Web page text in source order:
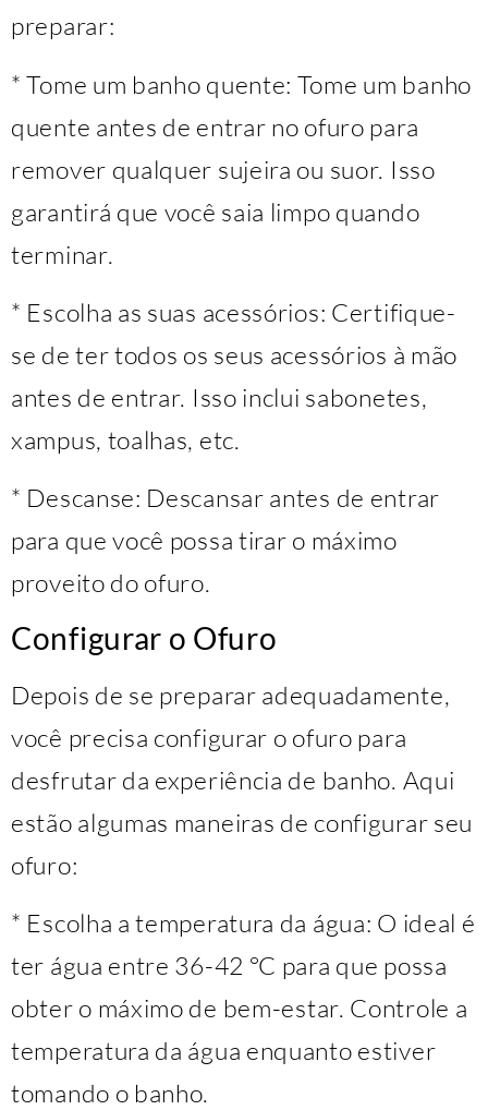
preparar:
* Tome um banho quente: Tome um banho
quente antes de entrar no ofuro para
remover qualquer sujeira ou suor. Isso
garantirá que você saia limpo quando
terminar.
* Escolha as suas acessórios: Certifique-
se de ter todos os seus acessórios à mão
antes de entrar. Isso inclui sabonetes,
xampus, toalhas, etc.
* Descanse: Descansar antes de entrar
para que você possa tirar o máximo
proveito do ofuro.
Configurar o Ofuro
Depois de se preparar adequadamente,
você precisa configurar o ofuro para
desfrutar da experiência de banho. Aqui
estão algumas maneiras de configurar seu
ofuro:
* Escolha a temperatura da água: O ideal é
ter água entre 36-42 °C para que possa
obter o máximo de bem-estar. Controle a
temperatura da água enquanto estiver
tomando o banho.